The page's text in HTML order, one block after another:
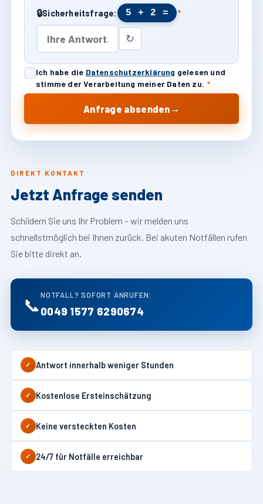
DIREKT KONTAKT
Jetzt Anfrage senden
Schildern Sie uns Ihr Problem – wir melden uns
schnellstmöglich bei Ihnen zurück. Bei akuten Notfällen rufen
Sie bitte direkt an.
📞 NOTFALL? SOFORT ANRUFEN:
0049 1577 6290674
✓ Antwort innerhalb weniger Stunden
✓ Kostenlose Ersteinschätzung
✓ Keine versteckten Kosten
✓ 24/7 für Notfälle erreichbar
🔒Sicherheitsfrage: 5 + 2 = *
↻
Ich habe die Datenschutzerklärung gelesen und
stimme der Verarbeitung meiner Daten zu. *
Anfrage absenden →